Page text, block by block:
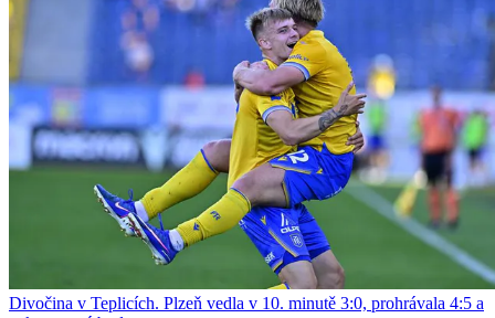
Divočina v Teplicích. Plzeň vedla v 10. minutě 3:0, prohrávala 4:5 a